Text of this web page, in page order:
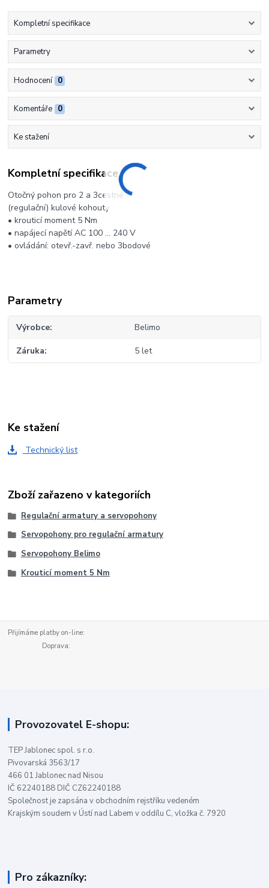
Kompletní specifikace
Parametry
Hodnocení 0
Komentáře 0
Ke stažení
Kompletní specifikace
Otočný pohon pro 2 a 3cestné
(regulační) kulové kohouty
• krouticí moment 5 Nm
• napájecí napětí AC 100 ... 240 V
• ovládání: otevř.-zavř. nebo 3bodové
Parametry
Výrobce Belimo
Záruka 5 let
Ke stažení
Technický list
Zboží zařazeno v kategoriích
Regulační armatury a servopohony
Servopohony pro regulační armatury
Servopohony Belimo
Krouticí moment 5 Nm
Přijímáme platby on-line:
Doprava:
Provozovatel E-shopu:
TEP Jablonec spol. s r.o.
Pivovarská 3563/17
466 01 Jablonec nad Nisou
IČ 62240188 DIČ CZ62240188
Společnost je zapsána v obchodním rejstříku vedeném
Krajským soudem v Ústí nad Labem v oddílu C, vložka č. 7920
Pro zákazníky: